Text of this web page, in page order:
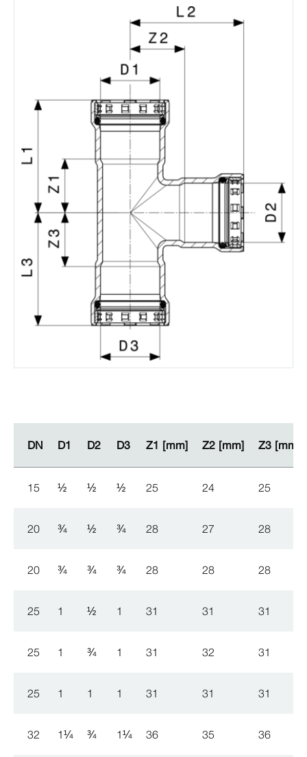
DN D1 D2 D3 Z1 [mm] Z2 [mm] Z3 [mm]
DN D1 D2 D3 Z1 [mm] Z2 [mm] Z3 [mm]
15 ½ ½ ½ 25 24 25
20 ¾ ½ ¾ 28 27 28
20 ¾ ¾ ¾ 28 28 28
25 1 ½ 1 31 31 31
25 1 ¾ 1 31 32 31
25 1 1 1 31 31 31
32 1¼ ¾ 1¼ 36 35 36